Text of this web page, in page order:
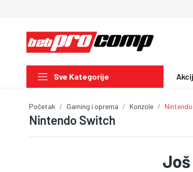
Sve Kategorije
Nintendo Switch
Početak Gaming i oprema Konzole